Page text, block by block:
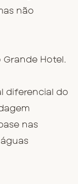
não
Grande Hotel.
diferencial do
nas